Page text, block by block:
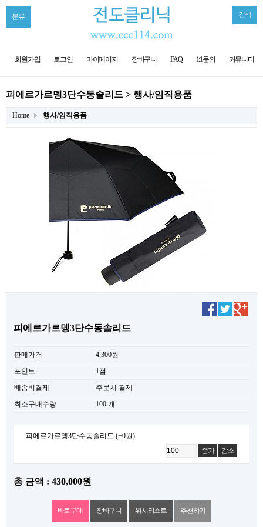
분류 검색
회원가입 로그인 마이페이지 장바구니 FAQ 1:1문의 커뮤니티
피에르가르뎅3단수동솔리드 > 행사/임직용품
Home 행사/임직용품
피에르가르뎅3단수동솔리드
판매가격
4,300원
포인트
1점
배송비결제
주문시 결제
최소구매수량
100 개
피에르가르뎅3단수동솔리드 (+0원)
증가
감소
총 금액 : 430,000원
위시리스트 추천하기